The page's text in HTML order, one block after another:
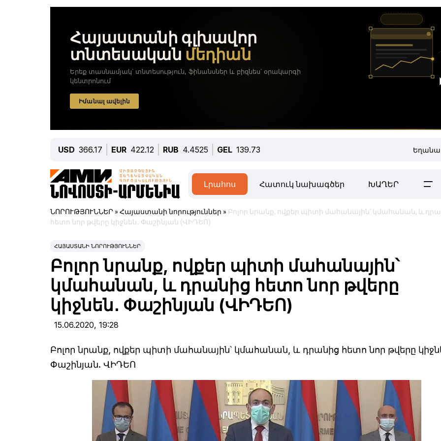
USD 366.17 EUR 422.12 RUB 4.4525 GEL 139.73
Լրահոս Հատուկ նախագծեր ԽԱՂԵՐ
ՆՈՐՈՒԹՅՈՒՆՆԵՐ » Հայաստանի նորություններ » Բոլոր նրանք, ովքեր պիտի մահանային՝ կմահանան, և
հետո նոր թվերը կիջնեն․ Փաշինյան (ՎԻԴԵՈ)
ՀԱՅԱՍՏԱՆԻ ՆՈՐՈՒԹՅՈՒՆՆԵՐ
Բոլոր նրանք, ովքեր պիտի մահանային՝
կմահանան, և դրանից հետո նոր թվերը
կիջնեն․ Փաշինյան (ՎԻԴԵՈ)
15.06.2020, 19:28
Բոլոր նրանք, ովքեր պիտի մահանային՝ կմահանան, և դրանից հետո նոր թվերը
Փաշինյան. ՎԻԴԵՈ